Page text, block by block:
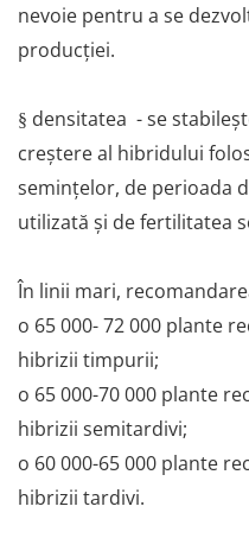
nevoie pentru a se
producției.
§ densitatea - se
creștere al hibridului
semințelor, de perioada
utilizată și de fertilitatea
În linii mari,
o 65 000- 72 000 plante
hibrizii timpurii;
o 65 000-70 000 plante
hibrizii semitardivi;
o 60 000-65 000 plante
hibrizii tardivi.